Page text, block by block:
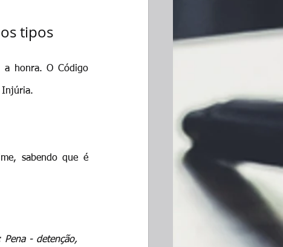
tipos
a honra. O Código
Injúria.
sabendo que é
- detenção,